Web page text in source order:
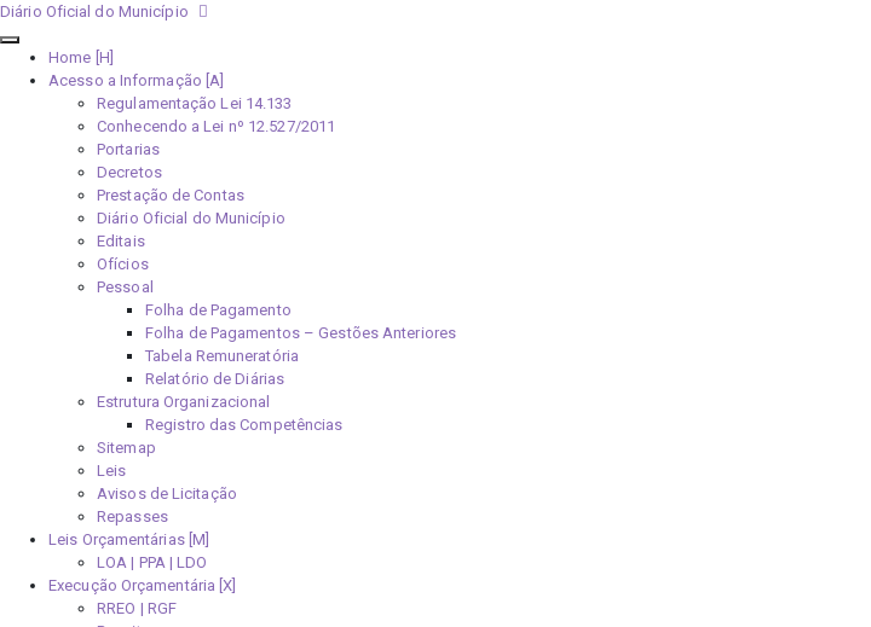
Diário Oficial do Município
Home [H]
Acesso a Informação [A]
Regulamentação Lei 14.133
Conhecendo a Lei nº 12.527/2011
Portarias
Decretos
Prestação de Contas
Diário Oficial do Município
Editais
Ofícios
Pessoal
Folha de Pagamento
Folha de Pagamentos – Gestões Anteriores
Tabela Remuneratória
Relatório de Diárias
Estrutura Organizacional
Registro das Competências
Sitemap
Leis
Avisos de Licitação
Repasses
Leis Orçamentárias [M]
LOA | PPA | LDO
Execução Orçamentária [X]
RREO | RGF